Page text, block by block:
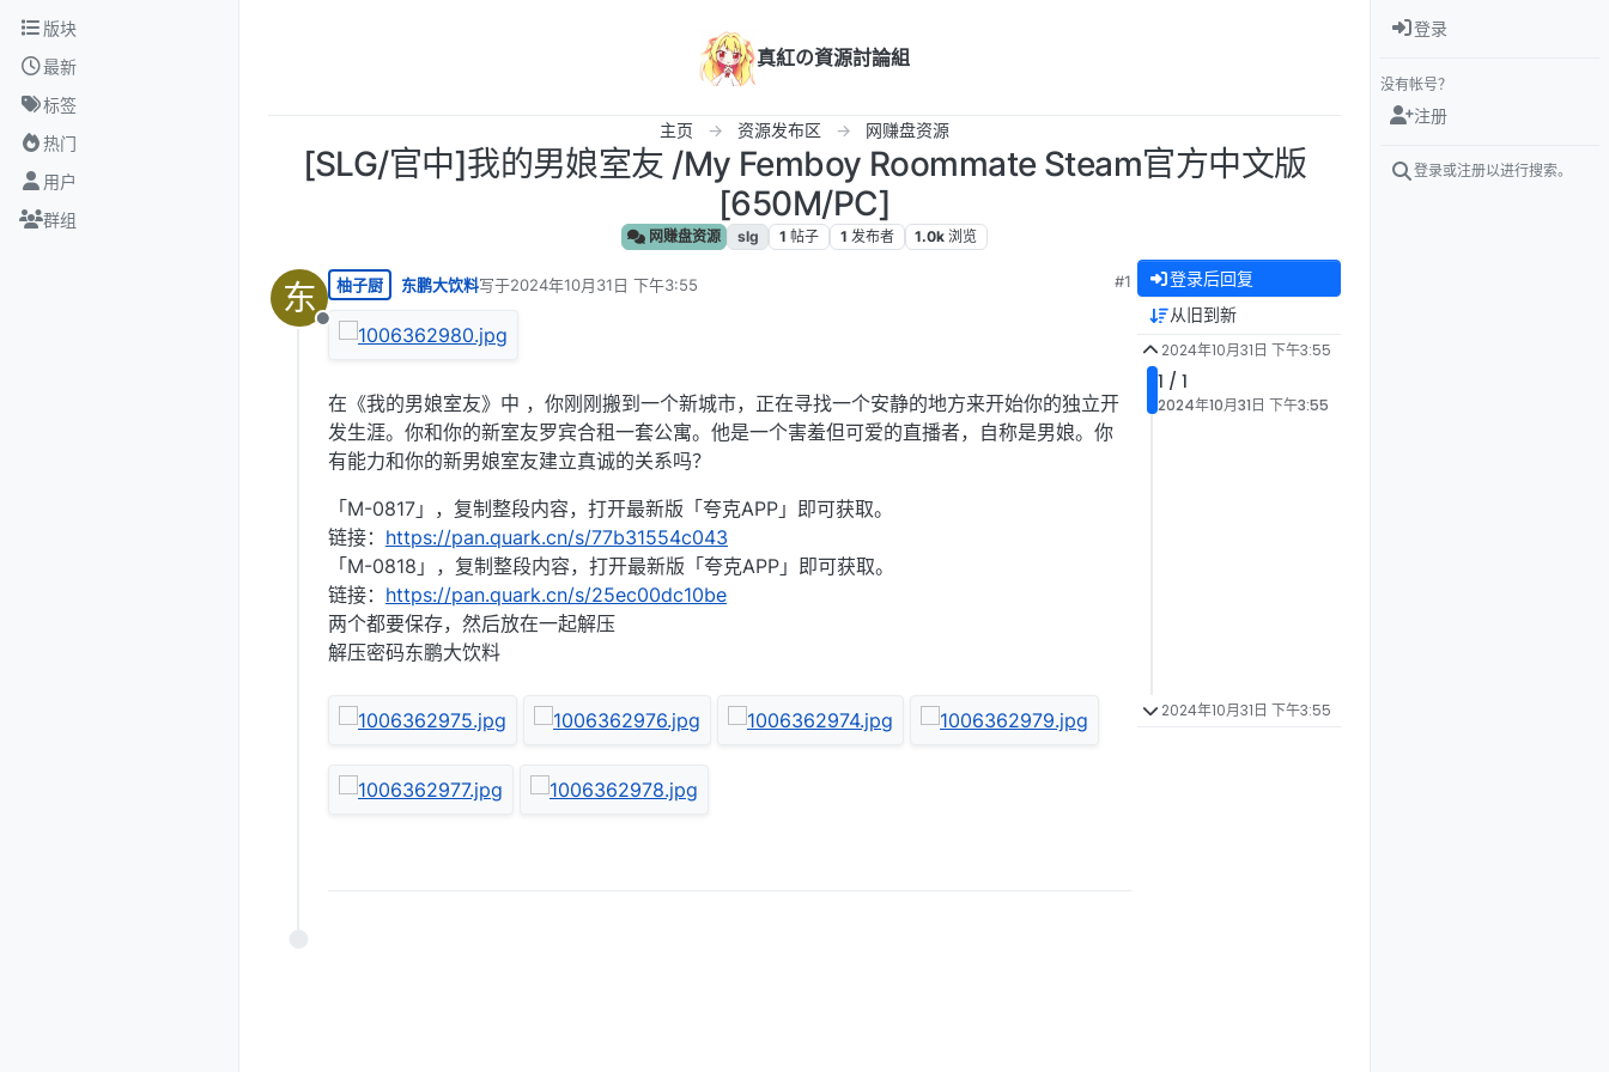
跳转至内容
版块
最新
标签
热门
用户
群组
真紅の資源討論組
主页 资源发布区 网赚盘资源
[SLG/官中]我的男娘室友 /My Femboy Roommate Steam官方中文版
[650M/PC]
网赚盘资源 slg 1 帖子 1 发布者 1.0k 浏览
东
离线
柚子厨 东鹏大饮料写于2024年10月31日 下午3:55
最后由 编辑
#1
在《我的男娘室友》中 ，你刚刚搬到一个新城市，正在寻找一个安静的地方来开始你的独立开
发生涯。你和你的新室友罗宾合租一套公寓。他是一个害羞但可爱的直播者，自称是男娘。你
有能力和你的新男娘室友建立真诚的关系吗？
「M-0817」，复制整段内容，打开最新版「夸克APP」即可获取。
链接： https://pan.quark.cn/s/77b31554c043
「M-0818」，复制整段内容，打开最新版「夸克APP」即可获取。
链接： https://pan.quark.cn/s/25ec00dc10be
两个都要保存，然后放在一起解压
解压密码东鹏大饮料
登录后回复
从旧到新
2024年10月31日 下午3:55
1 / 1
2024年10月31日 下午3:55
2024年10月31日 下午3:55
登录
没有帐号？
注册
登录或注册以进行搜索。